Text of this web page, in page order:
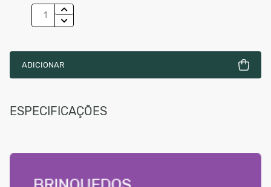
ADICIONAR
ESPECIFICAÇÕES